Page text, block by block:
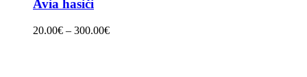
Avia hasiči
20.00€ – 300.00€